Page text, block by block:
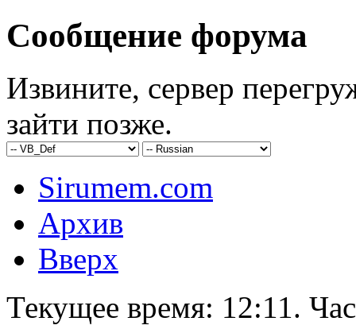
Сообщение форума
Извините, сервер
зайти позже.
Sirumem.com
Архив
Вверх
Текущее время: 12:11.